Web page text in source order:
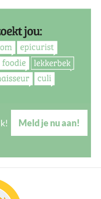
Meld je nu aan!